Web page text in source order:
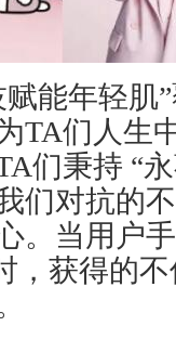
赋能年轻肌
TA们人生
们秉持 “
对抗的
。当用户
，获得的